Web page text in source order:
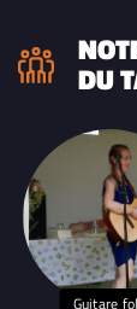
DU
Guitare